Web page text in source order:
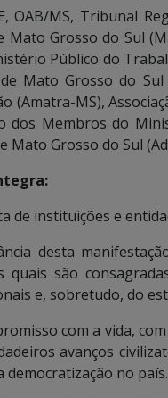
OAB/MS, Tribunal
Mato Grosso do Sul
Público do
Mato Grosso do
(Amatra-MS),
dos Membros do
Mato Grosso do Sul
de instituições e
desta
quais são
e, sobretudo, do
com a vida,
avanços
no país.